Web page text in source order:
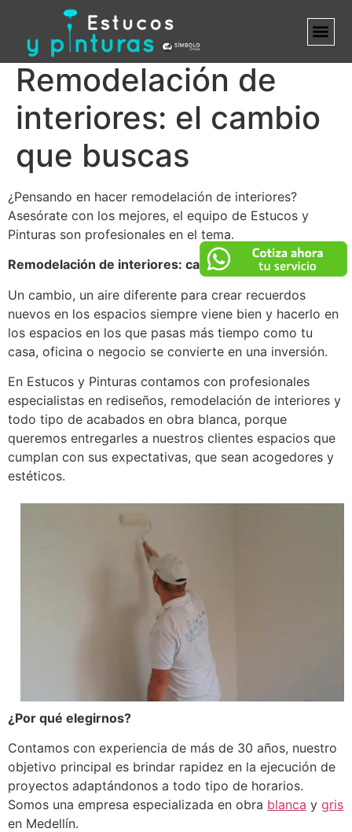
Remodelación de
interiores: el cambio
que buscas
¿Pensando en hacer remodelación de interiores?
Asesórate con los mejores, el equipo de Estucos y
Pinturas son profesionales en el tema.
Remodelación de interiores: cada detalle cuenta
Un cambio, un aire diferente para crear recuerdos
nuevos en los espacios siempre viene bien y hacerlo en
los espacios en los que pasas más tiempo como tu
casa, oficina o negocio se convierte en una inversión.
En Estucos y Pinturas contamos con profesionales
especialistas en rediseños, remodelación de interiores y
todo tipo de acabados en obra blanca, porque
queremos entregarles a nuestros clientes espacios que
cumplan con sus expectativas, que sean acogedores y
estéticos.
¿Por qué elegirnos?
Contamos con experiencia de más de 30 años, nuestro
objetivo principal es brindar rapidez en la ejecución de
proyectos adaptándonos a todo tipo de horarios.
Somos una empresa especializada en obra blanca y gris
en Medellín.